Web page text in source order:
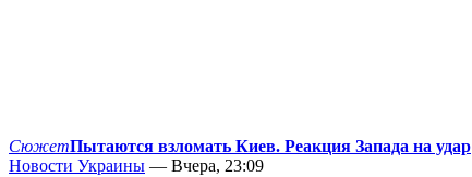
СюжетПытаются взломать Киев. Реакция Запада на удар
Новости Украины — Вчера, 23:09